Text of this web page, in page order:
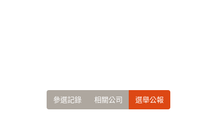
參選記錄 相關公司 選舉公報